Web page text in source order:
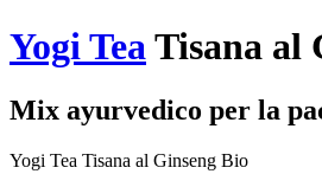
Yogi TeaTisana al
Mix ayurvedico per la
Yogi Tea Tisana al Ginseng Bio